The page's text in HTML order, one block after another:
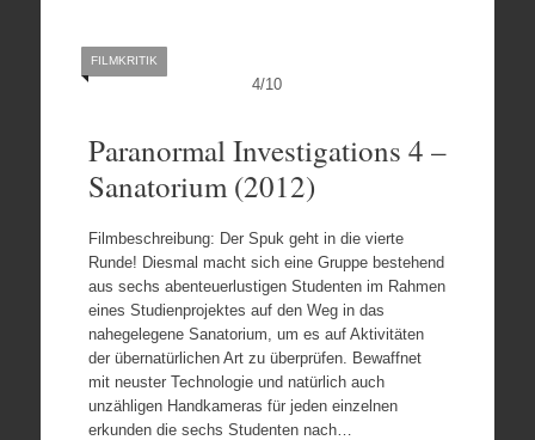
4/10
FILMKRITIK
Paranormal Investigations 4 –
Sanatorium (2012)
Filmbeschreibung: Der Spuk geht in die vierte
Runde! Diesmal macht sich eine Gruppe bestehend
aus sechs abenteuerlustigen Studenten im Rahmen
eines Studienprojektes auf den Weg in das
nahegelegene Sanatorium, um es auf Aktivitäten
der übernatürlichen Art zu überprüfen. Bewaffnet
mit neuster Technologie und natürlich auch
unzähligen Handkameras für jeden einzelnen
erkunden die sechs Studenten nach…